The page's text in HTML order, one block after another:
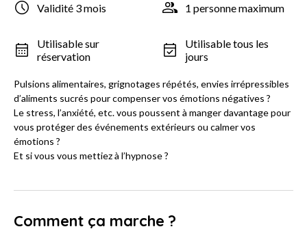
Validité 3 mois 1 personne maximum
Utilisable sur
réservation
Utilisable tous les
jours
Pulsions alimentaires, grignotages répétés, envies irrépressibles
d’aliments sucrés pour compenser vos émotions négatives ?
Le stress, l’anxiété, etc. vous poussent à manger davantage pour
vous protéger des événements extérieurs ou calmer vos
émotions ?
Et si vous vous mettiez à l’hypnose ?
Comment ça marche ?